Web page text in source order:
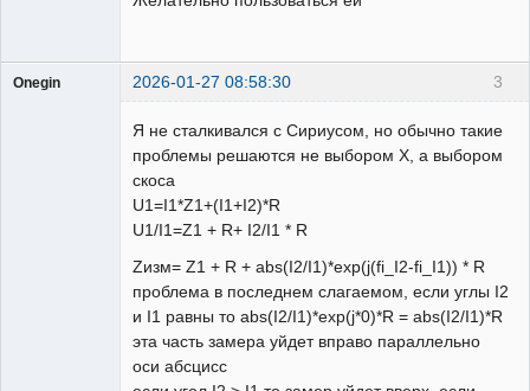
3
Onegin 2026-01-27 08:58:30
Я не сталкивался с Сириусом, но обычно такие
проблемы решаются не выбором X, а выбором
скоса
U1=I1*Z1+(I1+I2)*R
U1/I1=Z1 + R+ I2/I1 * R
Zизм= Z1 + R + abs(I2/I1)*exp(j(fi_I2-fi_I1)) * R
проблема в последнем слагаемом, если углы I2
и I1 равны то abs(I2/I1)*exp(j*0)*R = abs(I2/I1)*R
эта часть замера уйдет вправо параллельно
оси абсцисс